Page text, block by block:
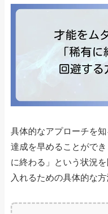
具体的なアプローチを
達成を早めることがで
に終わる」という状況
入れるための具体的な方